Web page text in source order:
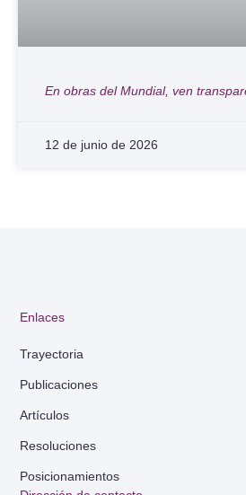
En obras del Mundial, ven
12 de junio de 2026
Enlaces
Trayectoria
Publicaciones
Artículos
Resoluciones
Posicionamientos